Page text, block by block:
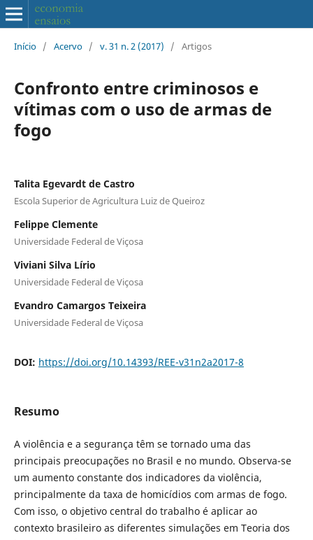
Início / Acervo / v. 31 n. 2 (2017) / Artigos
Confronto entre criminosos e
vítimas com o uso de armas de
fogo
Talita Egevardt de Castro
Escola Superior de Agricultura Luiz de Queiroz
Felippe Clemente
Universidade Federal de Viçosa
Viviani Silva Lírio
Universidade Federal de Viçosa
Evandro Camargos Teixeira
Universidade Federal de Viçosa
DOI: https://doi.org/10.14393/REE-v31n2a2017-8
Resumo
A violência e a segurança têm se tornado uma das
principais preocupações no Brasil e no mundo. Observa-se
um aumento constante dos indicadores da violência,
principalmente da taxa de homicídios com armas de fogo.
Com isso, o objetivo central do trabalho é aplicar ao
contexto brasileiro as diferentes simulações em Teoria dos